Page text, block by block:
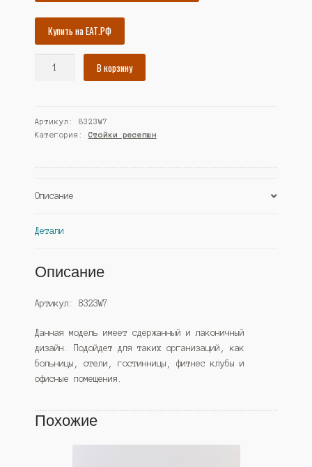
Купить на ЕАТ.РФ
№4-
2А1Б,
(Westcom)
В корзину
Артикул: 8323W7
Категория: Стойки ресепшн
Описание
Детали
Описание
Артикул: 8323W7
Данная модель имеет сдержанный и лаконичный
дизайн. Подойдет для таких организаций, как
больницы, отели, гостинницы, фитнес клубы и
офисные помещения.
Похожие